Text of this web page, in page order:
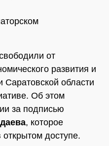
от
развития и
Саратовской области
Об этом
за подписью
, которое
доступе.